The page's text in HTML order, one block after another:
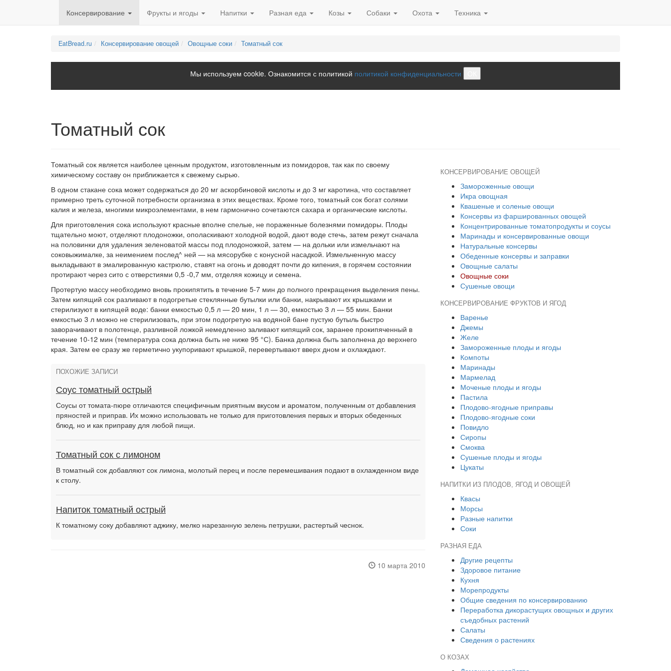
Консервирование Фрукты и ягоды Напитки Разная еда Козы Собаки Охота Техника
EatBread.ru Консервирование овощей Овощные соки Томатный сок
Мы используем cookie. Ознакомится с политикой политикой конфиденциальности
Томатный сок
Томатный сок является наиболее ценным продуктом, изготовленным из помидоров, так как по своему
химическому составу он приближается к свежему сырью.
В одном стакане сока может содержаться до 20 мг аскорбиновой кислоты и до 3 мг каротина, что составляет
примерно треть суточной потребности организма в этих веществах. Кроме того, томатный сок богат солями
калия и железа, многими микроэлементами, в нем гармонично сочетаются сахара и органические кислоты.
Для приготовления сока используют красные вполне спелые, не пораженные болезнями помидоры. Плоды
тщательно моют, отделяют плодоножки, ополаскивают холодной водой, дают воде стечь, затем режут сначала
на половинки для удаления зеленоватой массы под плодоножкой, затем — на дольки или измельчают на
соковыжималке, за неимением послед^ ней — на мясорубке с конусной насадкой. Измельченную массу
выкладывают в эмалированную кастрюлю, ставят на огонь и доводят почти до кипения, в горячем состоянии
протирают через сито с отверстиями 0,5 -0,7 мм, отделяя кожицу и семена.
Протертую массу необходимо вновь прокипятить в течение 5-7 мин до полного прекращения выделения пены.
Затем кипящий сок разливают в подогретые стеклянные бутылки или банки, накрывают их крышками и
стерилизуют в кипящей воде: банки емкостью 0,5 л — 20 мин, 1 л — 30, емкостью 3 л — 55 мин. Банки
емкостью 3 л можно не стерилизовать, при этом подогретую на водяной бане пустую бутыль быстро
заворачивают в полотенце, разливной ложкой немедленно заливают кипящий сок, заранее прокипяченный в
течение 10-12 мин (температура сока должна быть не ниже 95 °С). Банка должна быть заполнена до верхнего
края. Затем ее сразу же герметично укупоривают крышкой, перевертывают вверх дном и охлаждают.
ПОХОЖИЕ ЗАПИСИ
Соус томатный острый
Соусы от томата-пюре отличаются специфичным приятным вкусом и ароматом, полученным от добавления
пряностей и приправ. Их можно использовать не только для приготовления первых и вторых обеденных
блюд, но и как приправу для любой пищи.
Томатный сок с лимоном
В томатный сок добавляют сок лимона, молотый перец и после перемешивания подают в охлажденном виде
к столу.
Напиток томатный острый
К томатному соку добавляют аджику, мелко нарезанную зелень петрушки, растертый чеснок.
10 марта 2010
КОНСЕРВИРОВАНИЕ ОВОЩЕЙ
Замороженные овощи
Икра овощная
Квашеные и соленые овощи
Консервы из фаршированных овощей
Концентрированные томатопродукты и соусы
Маринады и консервированные овощи
Натуральные консервы
Обеденные консервы и заправки
Овощные салаты
Овощные соки
Сушеные овощи
КОНСЕРВИРОВАНИЕ ФРУКТОВ И ЯГОД
Варенье
Джемы
Желе
Замороженные плоды и ягоды
Компоты
Маринады
Мармелад
Моченые плоды и ягоды
Пастила
Плодово-ягодные приправы
Плодово-ягодные соки
Повидло
Сиропы
Смоква
Сушеные плоды и ягоды
Цукаты
НАПИТКИ ИЗ ПЛОДОВ, ЯГОД И ОВОЩЕЙ
Квасы
Морсы
Разные напитки
Соки
РАЗНАЯ ЕДА
Другие рецепты
Здоровое питание
Кухня
Морепродукты
Общие сведения по консервированию
Переработка дикорастущих овощных и других
съедобных растений
Салаты
Сведения о растениях
О КОЗАХ